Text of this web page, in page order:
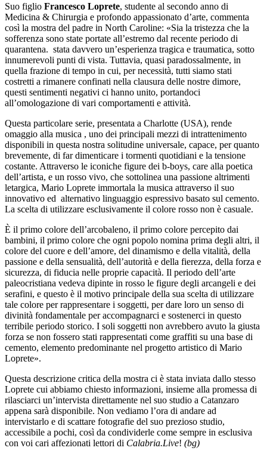
Suo figlio Francesco Loprete, studente al secondo anno di
Medicina & Chirurgia e profondo appassionato d’arte, commenta
così la mostra del padre in North Caroline: «Sia la tristezza che la
sofferenza sono state portate all’estremo dal recente periodo di
quarantena. stata davvero un’esperienza tragica e traumatica, sotto
innumerevoli punti di vista. Tuttavia, quasi paradossalmente, in
quella frazione di tempo in cui, per necessità, tutti siamo stati
costretti a rimanere confinati nella clausura delle nostre dimore,
questi sentimenti negativi ci hanno unito, portandoci
all’omologazione di vari comportamenti e attività.
Questa particolare serie, presentata a Charlotte (USA), rende
omaggio alla musica , uno dei principali mezzi di intrattenimento
disponibili in questa nostra solitudine universale, capace, per quanto
brevemente, di far dimenticare i tormenti quotidiani e la tensione
costante. Attraverso le iconiche figure dei b-boys, care alla poetica
dell’artista, e un rosso vivo, che sottolinea una passione altrimenti
letargica, Mario Loprete immortala la musica attraverso il suo
innovativo ed alternativo linguaggio espressivo basato sul cemento.
La scelta di utilizzare esclusivamente il colore rosso non è casuale.
È il primo colore dell’arcobaleno, il primo colore percepito dai
bambini, il primo colore che ogni popolo nomina prima degli altri, il
colore del cuore e dell’amore, del dinamismo e della vitalità, della
passione e della sensualità, dell’autorità e della fierezza, della forza e
sicurezza, di fiducia nelle proprie capacità. Il periodo dell’arte
paleocristiana vedeva dipinte in rosso le figure degli arcangeli e dei
serafini, e questo è il motivo principale della sua scelta di utilizzare
tale colore per rappresentare i soggetti, per dare loro un senso di
divinità fondamentale per accompagnarci e sostenerci in questo
terribile periodo storico. I soli soggetti non avrebbero avuto la giusta
forza se non fossero stati rappresentati come graffiti su una base di
cemento, elemento predominante nel progetto artistico di Mario
Loprete».
Questa descrizione critica della mostra ci è stata inviata dallo stesso
Loprete cui abbiamo chiesto informazioni, insieme alla promessa di
rilasciarci un’intervista direttamente nel suo studio a Catanzaro
appena sarà disponibile. Non vediamo l’ora di andare ad
intervistarlo e di scattare fotografie del suo prezioso studio,
accessibile a pochi, così da condividerle come sempre in esclusiva
con voi cari affezionati lettori di Calabria.Live! (bg)